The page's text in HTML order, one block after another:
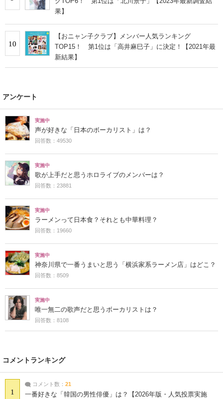
果】
10
【おニャン子クラブ】メンバー人気ランキング
TOP15！ 第1位は「高井麻巳子」に決定！【2021年最
新結果】
アンケート
実施中
声が好きな「日本のボーカリスト」は？
回答数：49530
実施中
歌が上手だと思うホロライブのメンバーは？
回答数：23881
実施中
ラーメンって日本食？それとも中華料理？
回答数：19660
実施中
神奈川県で一番うまいと思う「横浜家系ラーメン店」はどこ？
回答数：8509
実施中
唯一無二の歌声だと思うボーカリストは？
回答数：8108
コメントランキング
1
コメント数： 21
一番好きな「韓国の男性俳優」は？【2026年版・人気投票実施